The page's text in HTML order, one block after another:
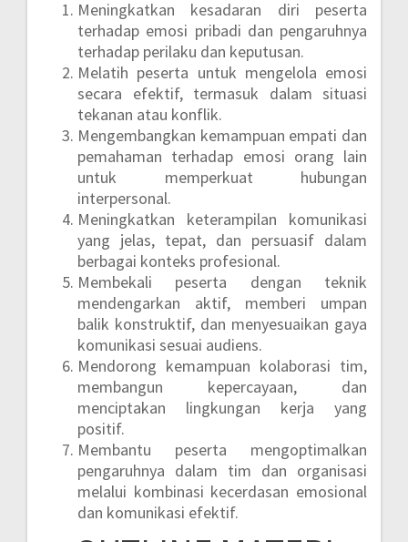
Meningkatkan kesadaran diri peserta
terhadap emosi pribadi dan pengaruhnya
terhadap perilaku dan keputusan.
Melatih peserta untuk mengelola emosi
secara efektif, termasuk dalam situasi
tekanan atau konflik.
Mengembangkan kemampuan empati dan
pemahaman terhadap emosi orang lain
untuk memperkuat hubungan
interpersonal.
Meningkatkan keterampilan komunikasi
yang jelas, tepat, dan persuasif dalam
berbagai konteks profesional.
Membekali peserta dengan teknik
mendengarkan aktif, memberi umpan
balik konstruktif, dan menyesuaikan gaya
komunikasi sesuai audiens.
Mendorong kemampuan kolaborasi tim,
membangun kepercayaan, dan
menciptakan lingkungan kerja yang
positif.
Membantu peserta mengoptimalkan
pengaruhnya dalam tim dan organisasi
melalui kombinasi kecerdasan emosional
dan komunikasi efektif.